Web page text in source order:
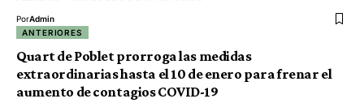
PorAdmin
ANTERIORES
Quart de Poblet prorroga las medidas
extraordinarias hasta el 10 de enero para frenar el
aumento de contagios COVID-19